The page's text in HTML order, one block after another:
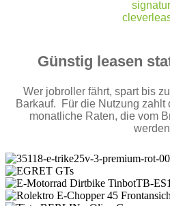
Günstig leasen
Wer jobroller fährt, spart bis
Barkauf. Für die Nutzung zahlt
monatliche Raten, die vom